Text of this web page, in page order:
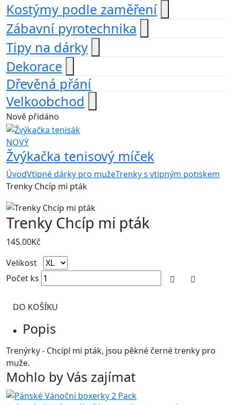
Kostýmy podle zaměření
Zábavní pyrotechnika
Tipy na dárky
Dekorace
Dřevěná přání
Velkoobchod
Nově přidáno
NOVÝ
Žvýkačka tenisový míček
ÚvodVtipné dárky pro mužeTrenky s vtipným potiskem
Trenky Chcíp mi pták
Trenky Chcíp mi pták
145.00Kč
Velikost
Počet ks
DO KOŠÍKU
Popis
Trenýrky - Chcípl mi pták, jsou pěkné černé trenky pro
muže.
Mohlo by Vás zajímat